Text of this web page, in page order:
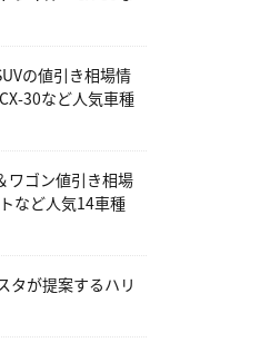
の値引き相場情
30など人気車種
ワゴン値引き相場
など人気14車種
タが提案するハリ